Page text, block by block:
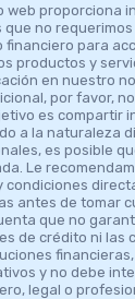
web proporciona
que no
financiero para
productos y
en nuestro
por favor,
es compartir
a la naturaleza
es posible
Le
condiciones
antes de tomar
que no
de crédito ni las
y no debe
legal o